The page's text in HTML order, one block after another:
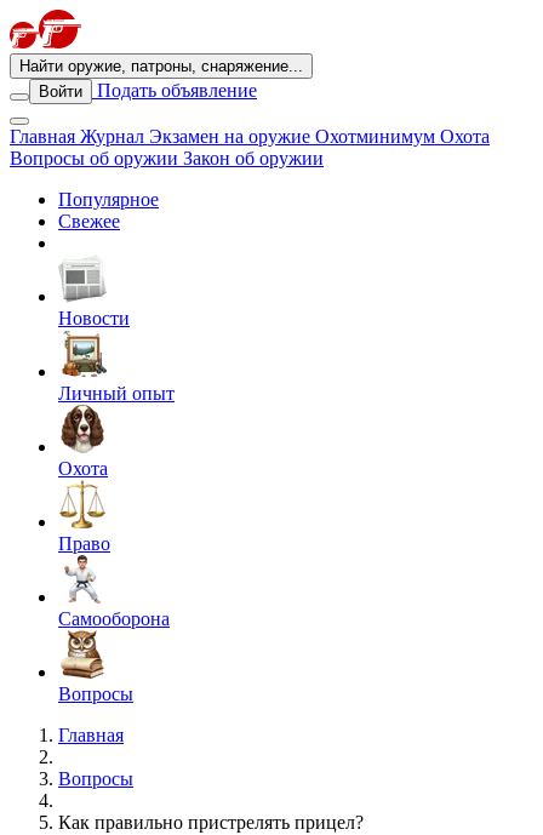
Найти оружие, патроны, снаряжение...
Войти
Подать объявление
Главная Журнал Экзамен на оружие Охотминимум Охота
Вопросы об оружии Закон об оружии
Популярное
Свежее
Новости
Личный опыт
Охота
Право
Самооборона
Вопросы
Главная
Вопросы
Как правильно пристрелять прицел?